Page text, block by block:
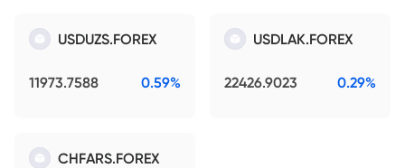
USDUZS.FOREX
11973.7588 0.59%
USDLAK.FOREX
22426.9023 0.29%
CHFARS.FOREX